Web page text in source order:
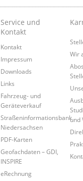
Service und
Kontakt
Kontakt
Impressum
Downloads
Links
Fahrzeug- und
Geräteverkauf
Straßeninformationsbank
Niedersachsen
PDF-Karten
Geofachdaten – GDI,
INSPIRE
eRechnung
Wir
und